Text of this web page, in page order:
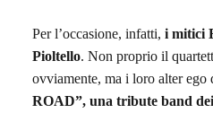
Per l’occasione, infatti, i mitici
Pioltello. Non proprio il
ovviamente, ma i loro alter ego
ROAD”, una tribute band